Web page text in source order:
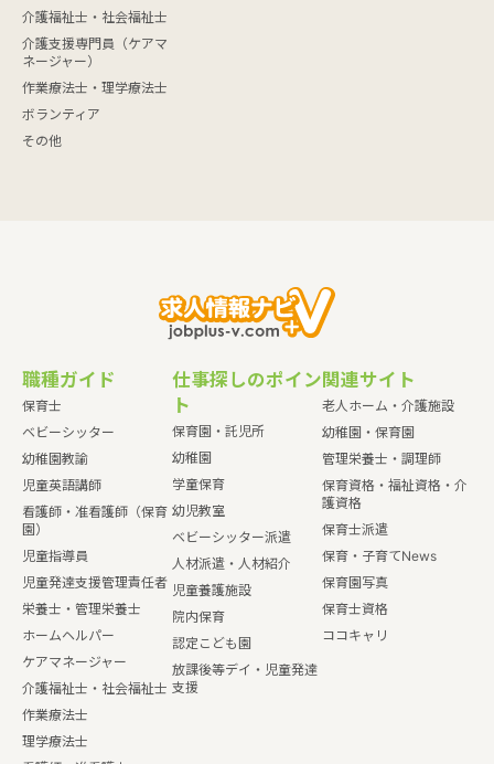
介護福祉士・社会福祉士
介護支援専門員（ケアマ
ネージャー）
作業療法士・理学療法士
ボランティア
その他
職種ガイド
保育士
ベビーシッター
幼稚園教諭
児童英語講師
看護師・准看護師（保育
園）
児童指導員
児童発達支援管理責任者
栄養士・管理栄養士
ホームヘルパー
ケアマネージャー
介護福祉士・社会福祉士
作業療法士
理学療法士
仕事探しのポイン
ト
保育園・託児所
幼稚園
学童保育
幼児教室
ベビーシッター派遣
人材派遣・人材紹介
児童養護施設
院内保育
認定こども園
放課後等デイ・児童発達
支援
関連サイト
老人ホーム・介護施設
幼稚園・保育園
管理栄養士・調理師
保育資格・福祉資格・介
護資格
保育士派遣
保育・子育てNews
保育園写真
保育士資格
ココキャリ